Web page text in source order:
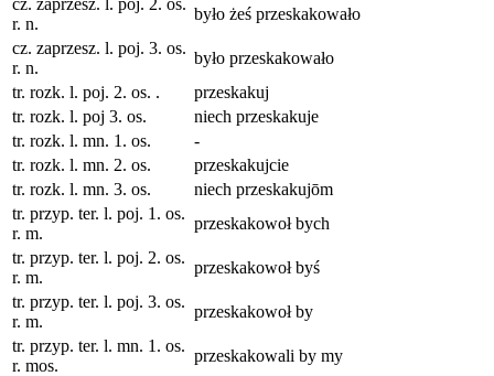
r. n.
było żeś przeskakowało
cz. zaprzesz. l. poj. 3. os.
r. n.
było przeskakowało
tr. rozk. l. poj. 2. os. .
przeskakuj
tr. rozk. l. poj 3. os.
niech przeskakuje
tr. rozk. l. mn. 1. os.
-
tr. rozk. l. mn. 2. os.
przeskakujcie
tr. rozk. l. mn. 3. os.
niech przeskakujōm
tr. przyp. ter. l. poj. 1. os.
r. m.
przeskakowoł bych
tr. przyp. ter. l. poj. 2. os.
r. m.
przeskakowoł byś
tr. przyp. ter. l. poj. 3. os.
r. m.
przeskakowoł by
tr. przyp. ter. l. mn. 1. os.
r. mos.
przeskakowali by my